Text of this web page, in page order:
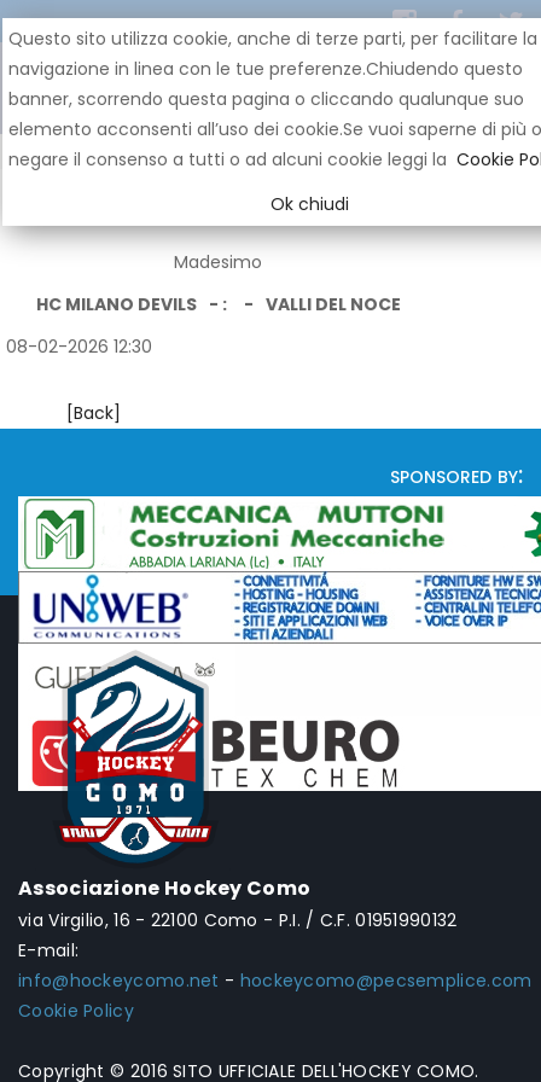
Madesimo
HC MILANO DEVILS - : - VALLI DEL NOCE
08-02-2026 12:30
[Back]
sponsored by:
Associazione Hockey Como
via Virgilio, 16 - 22100 Como - P.I. / C.F. 01951990132
E-mail:
info@hockeycomo.net - hockeycomo@pecsemplice.com
Cookie Policy
Copyright © 2016 SITO UFFICIALE DELL'HOCKEY COMO.
Questo sito utilizza cookie, anche di terze parti, per facilitare
navigazione in linea con le tue preferenze.Chiudendo questo
banner, scorrendo questa pagina o cliccando qualunque suo
elemento acconsenti all’uso dei cookie.Se vuoi saperne di più o
negare il consenso a tutti o ad alcuni cookie leggi la Cookie
Ok chiudi